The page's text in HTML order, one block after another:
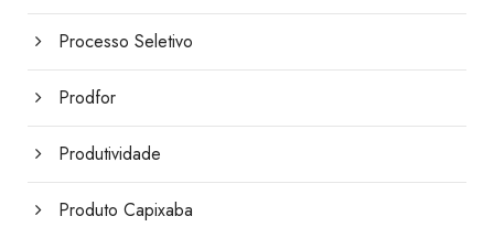
Processo Seletivo
Prodfor
Produtividade
Produto Capixaba